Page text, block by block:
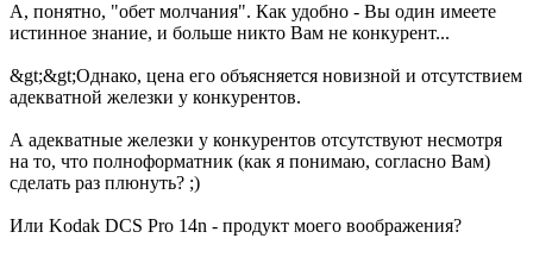
А, понятно, "обет молчания". Как удобно - Вы один имеете
истинное знание, и больше никто Вам не конкурент...
&gt;&gt;Однако, цена его объясняется новизной и отсутствием
адекватной железки у конкурентов.
А адекватные железки у конкурентов отсутствуют несмотря
на то, что полноформатник (как я понимаю, согласно Вам)
сделать раз плюнуть? ;)
Или Kodak DCS Pro 14n - продукт моего воображения?